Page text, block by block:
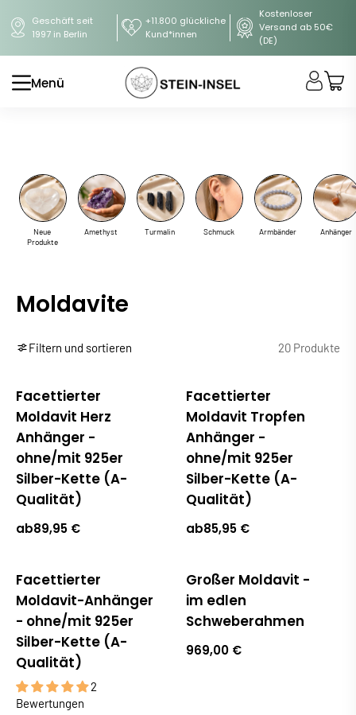
Geschäft seit
1997 in Berlin
+11.800 glückliche
Kund*innen
Kostenloser
Versand ab 50€
(DE)
Menü
Neue
Produkte
Amethyst Turmalin Schmuck Armbänder Anhänger
Moldavite
Filtern und sortieren 20 Produkte
Ausverkauft
Facettierter
Moldavit Herz
Anhänger -
ohne/mit 925er
Silber-Kette (A-
Qualität)
ab89,95 €
Ausverkauft
Facettierter
Moldavit Tropfen
Anhänger -
ohne/mit 925er
Silber-Kette (A-
Qualität)
ab85,95 €
Facettierter
Moldavit-Anhänger
- ohne/mit 925er
Silber-Kette (A-
Qualität)
2
Bewertungen
Großer Moldavit -
im edlen
Schweberahmen
969,00 €